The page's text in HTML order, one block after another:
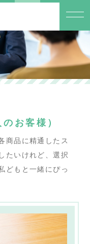
お客様）
商品に精通したス
たいけれど、選択
どもと一緒にぴっ